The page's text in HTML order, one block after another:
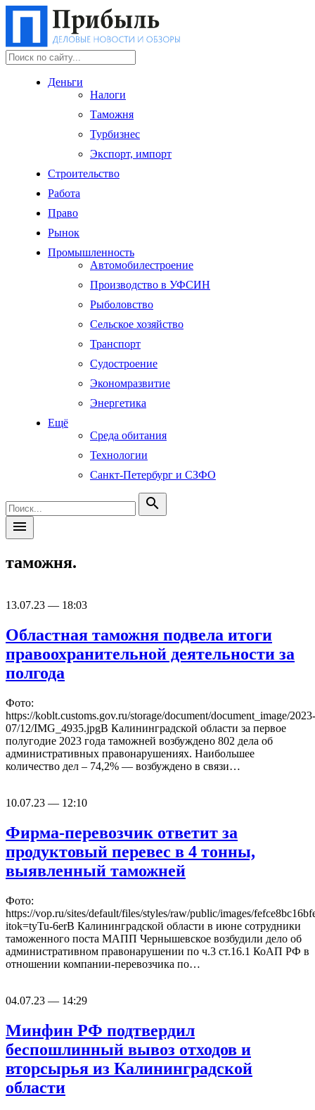
Деньги
Налоги
Таможня
Турбизнес
Экспорт, импорт
Строительство
Работа
Право
Рынок
Промышленность
Автомобилестроение
Производство в УФСИН
Рыболовство
Сельское хозяйство
Транспорт
Судостроение
Экономразвитие
Энергетика
Ещё
Среда обитания
Технологии
Санкт-Петербург и СЗФО
search
menu
таможня.
13.07.23 — 18:03
Областная таможня подвела итоги
правоохранительной деятельности за
полгода
Фото:
https://koblt.customs.gov.ru/storage/document/document_image/2023-
07/12/IMG_4935.jpgВ Калининградской области за первое
полугодие 2023 года таможней возбуждено 802 дела об
административных правонарушениях. Наибольшее
количество дел – 74,2% — возбуждено в связи…
10.07.23 — 12:10
Фирма-перевозчик ответит за
продуктовый перевес в 4 тонны,
выявленный таможней
Фото:
https://vop.ru/sites/default/files/styles/raw/public/images/
itok=tyTu-6erВ Калининградской области в июне сотрудники
таможенного поста МАПП Чернышевское возбудили дело об
административном правонарушении по ч.3 ст.16.1 КоАП РФ в
отношении компании-перевозчика по…
04.07.23 — 14:29
Минфин РФ подтвердил
беспошлинный вывоз отходов и
вторсырья из Калининградской
области